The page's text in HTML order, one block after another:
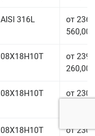
AISI 316L
от 236
560,00
08Х18Н10Т
от 239
260,00
08Х18Н10Т
от 230
08Х18Н10Т от 230